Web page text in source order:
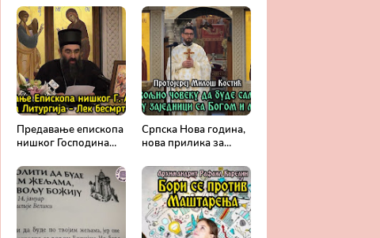
Рафаила Карелина
крушевачке, отац
Драги Вешковац
Предавање епископа
нишког Господина
Литургија, лек
бесмртности -
Православље и
медицина
Српска Нова година,
нова прилика за
са Живим Богом -
Протојереј Милош
Костић